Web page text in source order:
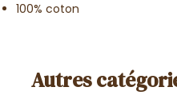
100% coton
Autres